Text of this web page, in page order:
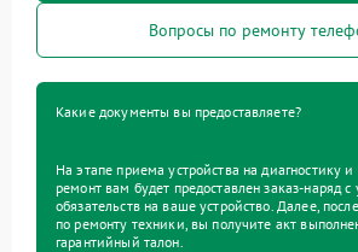
Вопросы по ремонту
Какие документы вы предоставляете?
На этапе приема устройства на диагностику
ремонт вам будет предоставлен заказ-наряд
обязательств на ваше устройство. Далее,
по ремонту техники, вы получите акт
гарантийный талон.